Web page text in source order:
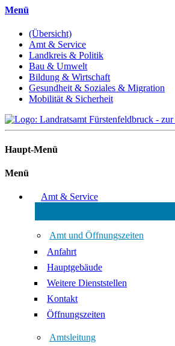
Menü
(Übersicht)
Amt & Service
Landkreis & Politik
Bau & Umwelt
Bildung & Wirtschaft
Gesundheit & Soziales & Migration
Mobilität & Sicherheit
Haupt-Menü
Menü
Amt & Service
Amt und Öffnungszeiten
Anfahrt
Hauptgebäude
Weitere Dienststellen
Kontakt
Öffnungszeiten
Amtsleitung